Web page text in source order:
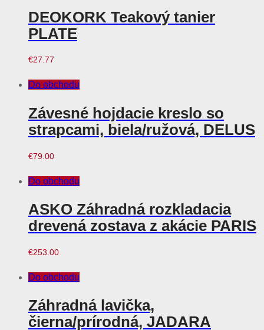
DEOKORK Teakový tanier
PLATE
€27.77
Do obchodu
Závesné hojdacie kreslo so
strapcami, biela/ružová, DELUS
€79.00
Do obchodu
ASKO Záhradná rozkladacia
drevená zostava z akácie PARIS